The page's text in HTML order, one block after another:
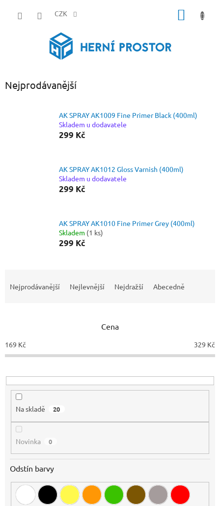
CZK
Nejprodávanější
AK SPRAY AK1009 Fine Primer Black (400ml)
Skladem u dodavatele
299 Kč
AK SPRAY AK1012 Gloss Varnish (400ml)
Skladem u dodavatele
299 Kč
AK SPRAY AK1010 Fine Primer Grey (400ml)
Skladem (1 ks)
299 Kč
p
r
o
u
Nejprodávanější Nejlevnější Nejdražší Abecedně
Cena
169 Kč 329 Kč
Na skladě 20
Novinka 0
Odstín barvy